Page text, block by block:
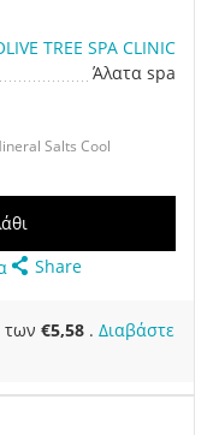
TREE SPA CLINIC
Άλατα spa
Salts Cool
Share
των €5,58 . Διαβάστε